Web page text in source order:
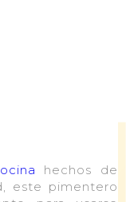
hechos de
este pimentero